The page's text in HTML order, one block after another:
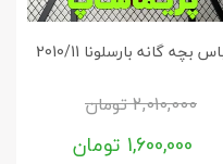
بچه گانه بارسلونا 2010/11
2,010,000تومان
1,600,000 تومان